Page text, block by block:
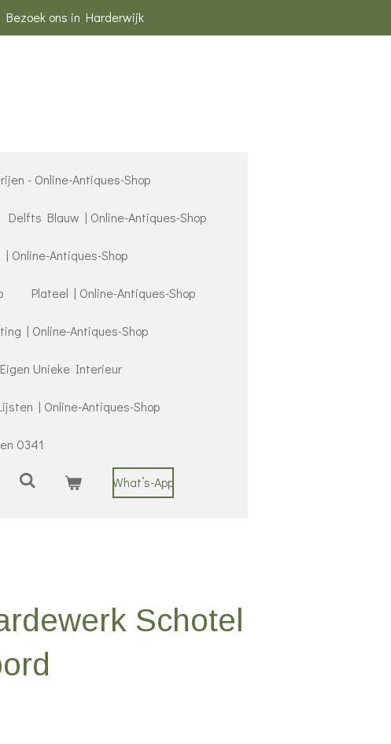
Bezoek ons in Harderwijk
- Online-Antiques-Shop
Delfts Blauw | Online-Antiques-Shop
Online-Antiques-Shop
Plateel | Online-Antiques-Shop
| Online-Antiques-Shop
Unieke Interieur
| Online-Antiques-Shop
0341
What’s-App
Schotel